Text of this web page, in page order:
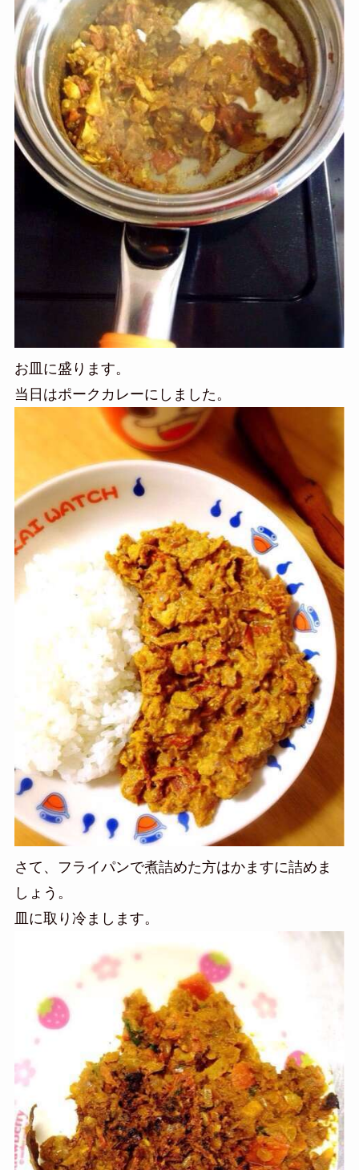
お皿に盛ります。
当日はポークカレーにしました。
さて、フライパンで煮詰めた方はかますに詰めま
しょう。
皿に取り冷まします。